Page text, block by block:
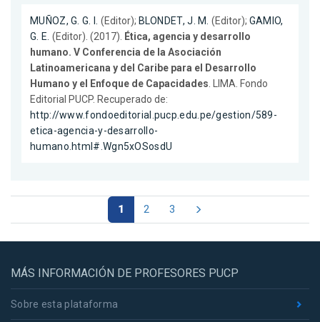
MUÑOZ, G. G. I. (Editor); BLONDET, J. M. (Editor); GAMIO,
G. E. (Editor). (2017). Ética, agencia y desarrollo
humano. V Conferencia de la Asociación
Latinoamericana y del Caribe para el Desarrollo
Humano y el Enfoque de Capacidades. LIMA. Fondo
Editorial PUCP. Recuperado de:
http://www.fondoeditorial.pucp.edu.pe/gestion/589-
etica-agencia-y-desarrollo-
humano.html#.Wgn5xOSosdU
1 2 3
MÁS INFORMACIÓN DE PROFESORES PUCP
Sobre esta plataforma